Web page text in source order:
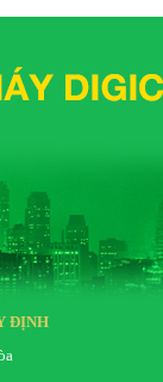
ĐỊNH